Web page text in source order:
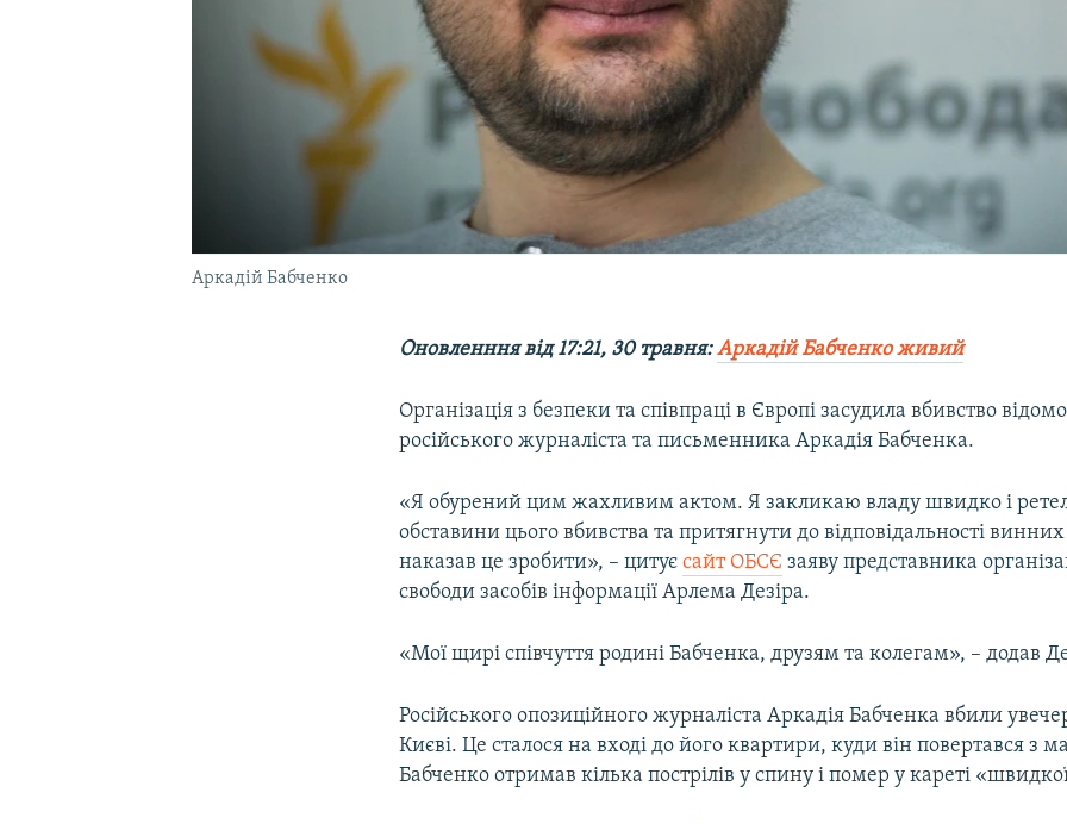
Аркадій Бабченко
Оновленння від 17:21, 30 травня:Аркадій Бабченко живий
Організація з безпеки та співпраці в Європі засудила вбивство
російського журналіста та письменника Аркадія Бабченка.
«Я обурений цим жахливим актом. Я закликаю владу швидко і
обставини цього вбивства та притягнути до відповідальності винних
наказав це зробити», – цитуєсайт ОБСЄ заяву представника
свободи засобів інформації Арлема Дезіра.
«Мої щирі співчуття родині Бабченка, друзям та колегам», – додав
Російського опозиційного журналіста Аркадія Бабченка вбили
Києві. Це сталося на вході до його квартири, куди він повертався з
Бабченко отримав кілька пострілів у спину і помер у кареті